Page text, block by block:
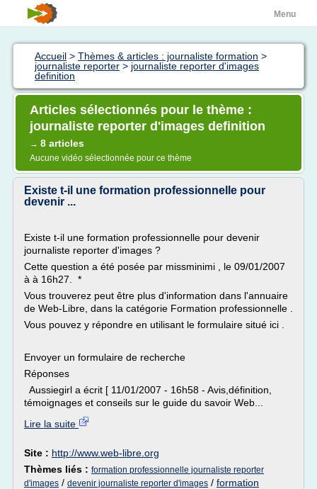
Menu
Accueil > Thèmes & articles : journaliste formation >
journaliste reporter > journaliste reporter d'images
definition
Articles sélectionnés pour le thème :
journaliste reporter d'images definition
→ 8 articles
Aucune vidéo sélectionnée pour ce thème
Existe t-il une formation professionnelle pour
devenir ...
Existe t-il une formation professionnelle pour devenir
journaliste reporter d'images ?
Cette question a été posée par missminimi , le 09/01/2007
à à 16h27. *
Vous trouverez peut être plus d'information dans l'annuaire
de Web-Libre, dans la catégorie Formation professionnelle .
Vous pouvez y répondre en utilisant le formulaire situé ici .
Envoyer un formulaire de recherche
Réponses
Aussiegirl a écrit [ 11/01/2007 - 16h58 - Avis,définition,
témoignages et conseils sur le guide du savoir Web...
Lire la suite
Site : http://www.web-libre.org
Thèmes liés : formation professionnelle journaliste reporter
d'images / devenir journaliste reporter d'images / formation